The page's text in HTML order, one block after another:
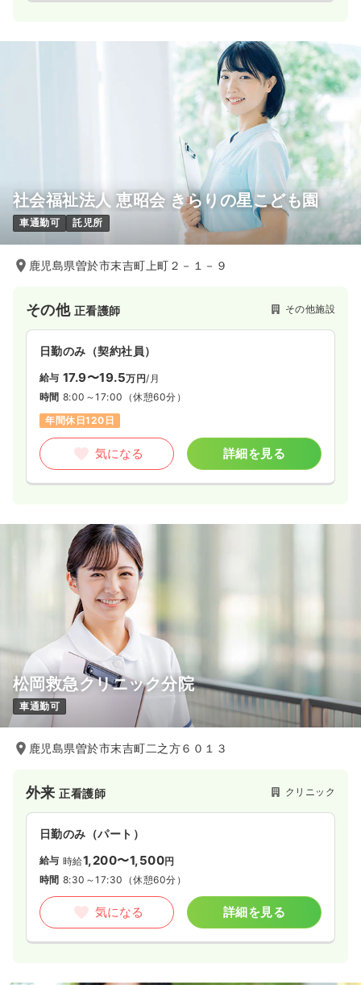
社会福祉法人 恵昭会 きらりの星こども園
車通勤可 託児所
鹿児島県曽於市末吉町上町２－１－９
その他 正看護師 その他施設
日勤のみ（契約社員）
給与 17.9〜19.5万円/月
時間 8:00～17:00 （休憩60分）
年間休日120日
気になる 詳細を見る
松岡救急クリニック分院
車通勤可
鹿児島県曽於市末吉町二之方６０１３
外来正看護師 クリニック
日勤のみ（パート）
給与 時給1,200〜1,500円
時間 8:30～17:30 （休憩60分）
気になる 詳細を見る